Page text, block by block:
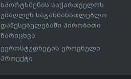
სპორტსმენის საქართველოს
უმაღლეს საგანმანათლებლო
დაწესებულებაში პირობითი
ჩარიცხვა
ევროსტუდნეტის ეროვნული
პროექტი